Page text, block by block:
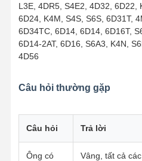
Kiểm Soát
Bộ phận động cơ máy xúc
Phụ tùng động cơ Caterpillar
L3E, 4DR5, S4E2, 4D32, 6D22,
6D24, K4M, S4S, S6S, 6D31T,
6D34TC, 6D14, 6D14, 6D16T,
6D14-2AT, 6D16, S6A3, K4N,
4D56
Câu hỏi thường gặp
Câu hỏi Trả lời
Ông có
Vâng, tất cả